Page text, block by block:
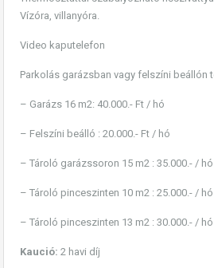
Vízóra, villanyóra.
Video kaputelefon
Parkolás garázsban vagy felszíni beállón
– Garázs 16 m2: 40.000.- Ft / hó
– Felszíni beálló : 20.000.- Ft / hó
– Tároló garázssoron 15 m2 : 35.000.- / hó
– Tároló pinceszinten 10 m2 : 25.000.- / hó
– Tároló pinceszinten 13 m2 : 30.000.- / hó
Kaució: 2 havi díj